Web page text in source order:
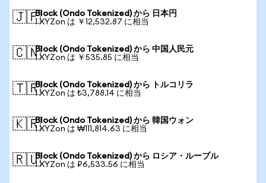
🇯🇵Block (Ondo Tokenized) から 日本円
1 XYZon は ￥12,532.87 に相当
🇨🇳Block (Ondo Tokenized) から 中国人民元
1 XYZon は ￥535.85 に相当
🇹🇷Block (Ondo Tokenized) から トルコリラ
1 XYZon は ₺3,788.14 に相当
🇰🇷Block (Ondo Tokenized) から 韓国ウォン
1 XYZon は ₩111,814.63 に相当
🇷🇺Block (Ondo Tokenized) から ロシア・ルーブル
1 XYZon は ₽6,533.56 に相当